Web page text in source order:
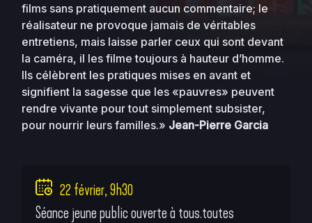
22 février, 9h30
Séance jeune public ouverte à tous.toutes
films sans pratiquement aucun commentaire; le
réalisateur ne provoque jamais de véritables
entretiens, mais laisse parler ceux qui sont devant
la caméra, il les filme toujours à hauteur d’homme.
Ils célèbrent les pratiques mises en avant et
signifient la sagesse que les «pauvres» peuvent
rendre vivante pour tout simplement subsister,
pour nourrir leurs familles.» Jean-Pierre Garcia